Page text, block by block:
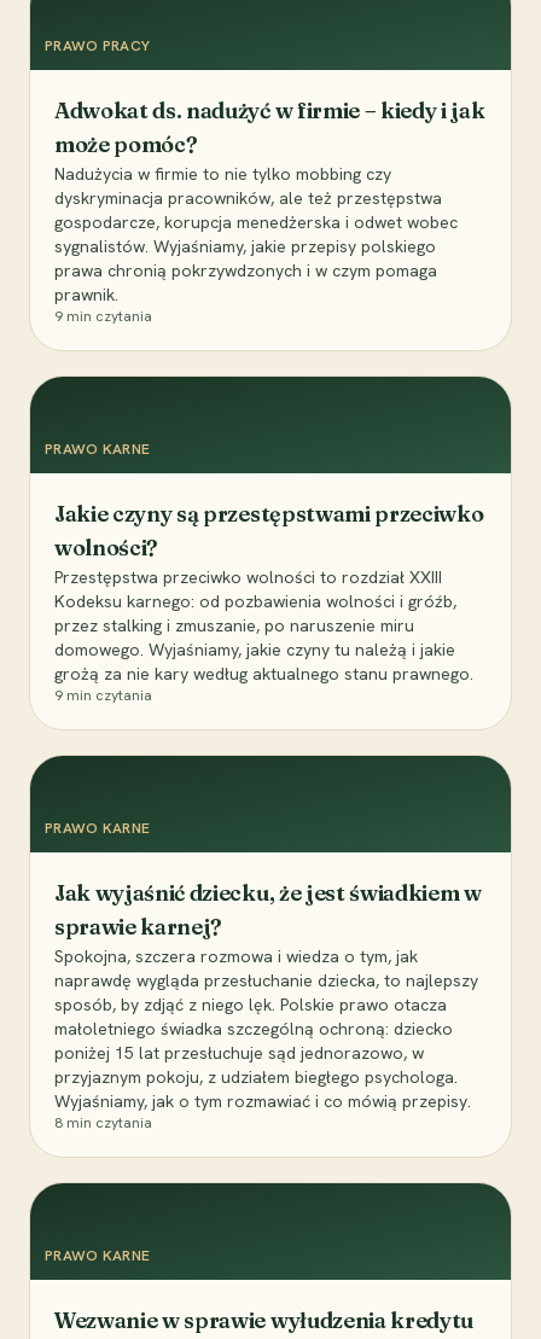
PRAWO PRACY
Adwokat ds. nadużyć w firmie – kiedy i jak
może pomóc?
Nadużycia w firmie to nie tylko mobbing czy
dyskryminacja pracowników, ale też przestępstwa
gospodarcze, korupcja menedżerska i odwet wobec
sygnalistów. Wyjaśniamy, jakie przepisy polskiego
prawa chronią pokrzywdzonych i w czym pomaga
prawnik.
9 min czytania
PRAWO KARNE
Jakie czyny są przestępstwami przeciwko
wolności?
Przestępstwa przeciwko wolności to rozdział XXIII
Kodeksu karnego: od pozbawienia wolności i gróźb,
przez stalking i zmuszanie, po naruszenie miru
domowego. Wyjaśniamy, jakie czyny tu należą i jakie
grożą za nie kary według aktualnego stanu prawnego.
9 min czytania
PRAWO KARNE
Jak wyjaśnić dziecku, że jest świadkiem w
sprawie karnej?
Spokojna, szczera rozmowa i wiedza o tym, jak
naprawdę wygląda przesłuchanie dziecka, to najlepszy
sposób, by zdjąć z niego lęk. Polskie prawo otacza
małoletniego świadka szczególną ochroną: dziecko
poniżej 15 lat przesłuchuje sąd jednorazowo, w
przyjaznym pokoju, z udziałem biegłego psychologa.
Wyjaśniamy, jak o tym rozmawiać i co mówią przepisy.
8 min czytania
PRAWO KARNE
Wezwanie w sprawie wyłudzenia kredytu